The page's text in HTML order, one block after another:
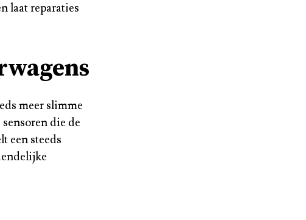
laat reparaties
meer slimme
die de
een steeds